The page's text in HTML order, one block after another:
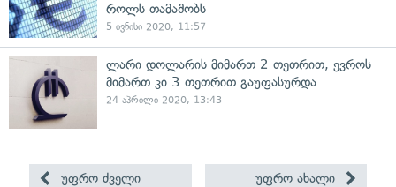
როლს თამაშობს
5 ივნისი 2020, 11:57
ლარი დოლარის მიმართ 2 თეთრით, ევროს
მიმართ კი 3 თეთრით გაუფასურდა
24 აპრილი 2020, 13:43
უფრო ძველი უფრო ახალი